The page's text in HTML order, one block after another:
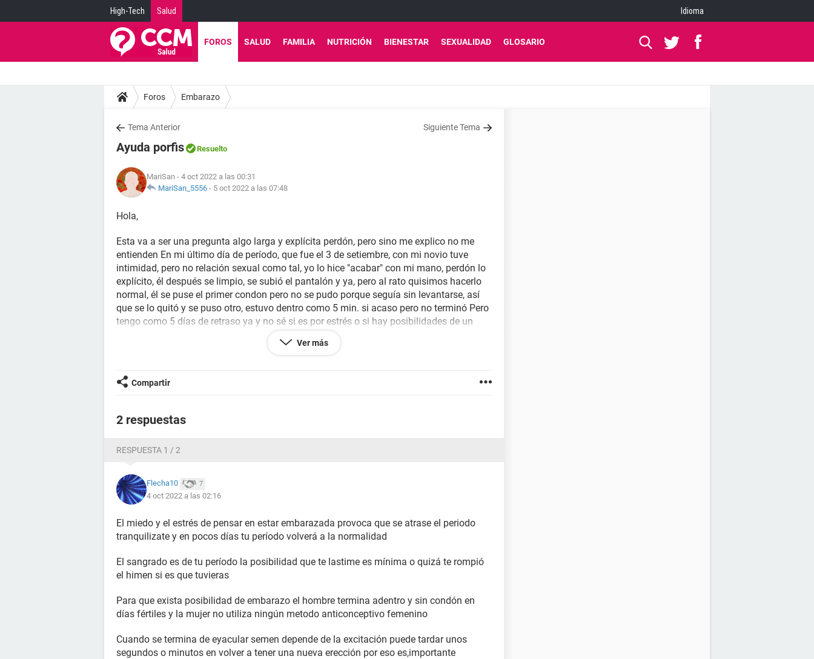
High-Tech Salud Idioma
FOROS SALUD FAMILIA NUTRICIÓN BIENESTAR SEXUALIDAD GLOSARIO
Foros Embarazo
Tema Anterior Siguiente Tema
Ayuda porfis Resuelto
MariSan - 4 oct 2022 a las 00:31
MariSan_5556 - 5 oct 2022 a las 07:48
Hola,
Esta va a ser una pregunta algo larga y explícita perdón, pero sino me explico no me
entienden En mi último día de período, que fue el 3 de setiembre, con mi novio tuve
intimidad, pero no relación sexual como tal, yo lo hice "acabar" con mi mano, perdón lo
explícito, él después se limpio, se subió el pantalón y ya, pero al rato quisimos hacerlo
normal, él se puse el primer condon pero no se pudo porque seguía sin levantarse, así
que se lo quitó y se puso otro, estuvo dentro como 5 min. si acaso pero no terminó Pero
tengo como 5 días de retraso ya y no sé si es por estrés o si hay posibilidades de un
jugueteando metió los dedos pero ese día no hubo relaciones, y a los días vi como unas
quizás sacó algo de período que quedaba, pero ya estoy sobrepensando si fue
sangrado de implantación o algo así Por favor ayuda, necesito saber si es por estrés o
Actualmente no busco un embarazo
Ver más
Compartir
2 respuestas
RESPUESTA 1 / 2
Flecha10 7
4 oct 2022 a las 02:16
El miedo y el estrés de pensar en estar embarazada provoca que se atrase el periodo
tranquilizate y en pocos días tu período volverá a la normalidad
El sangrado es de tu período la posibilidad que te lastime es mínima o quizá te rompió
el himen si es que tuvieras
Para que exista posibilidad de embarazo el hombre termina adentro y sin condón en
días fértiles y la mujer no utiliza ningún metodo anticonceptivo femenino
Cuando se termina de eyacular semen depende de la excitación puede tardar unos
segundos o minutos en volver a tener una nueva erección por eso es,importante